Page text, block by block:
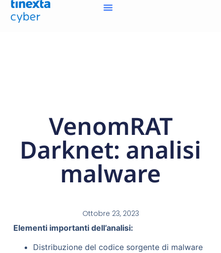
VenomRAT
Darknet: analisi
malware
Ottobre 23, 2023
Elementi importanti dell’analisi:
Distribuzione del codice sorgente di malware